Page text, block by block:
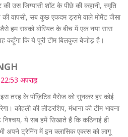
की उस जिग्यासी शॉट के पीछे की कहानी, स्मृति
की वापसी, सब कुछ एकदम ड्रामे वाले मोमेंट जैसा
हम सबको बोरियत के बीच में एक नया सास
कहूँगा कि ये पूरी टीम बिलकुल बेजोड़ है।
अपराह्न
इस तरह के पॉज़िटिव मैसेज को सुनकर हर कोई
कोहली की लीडरशिप, मंधाना की टीम भावना
ये सब हमें सिखाते हैं कि कठिनाई ही
अपने ट्रेनिंग में इन क्लासिक एक्त्स को लागू